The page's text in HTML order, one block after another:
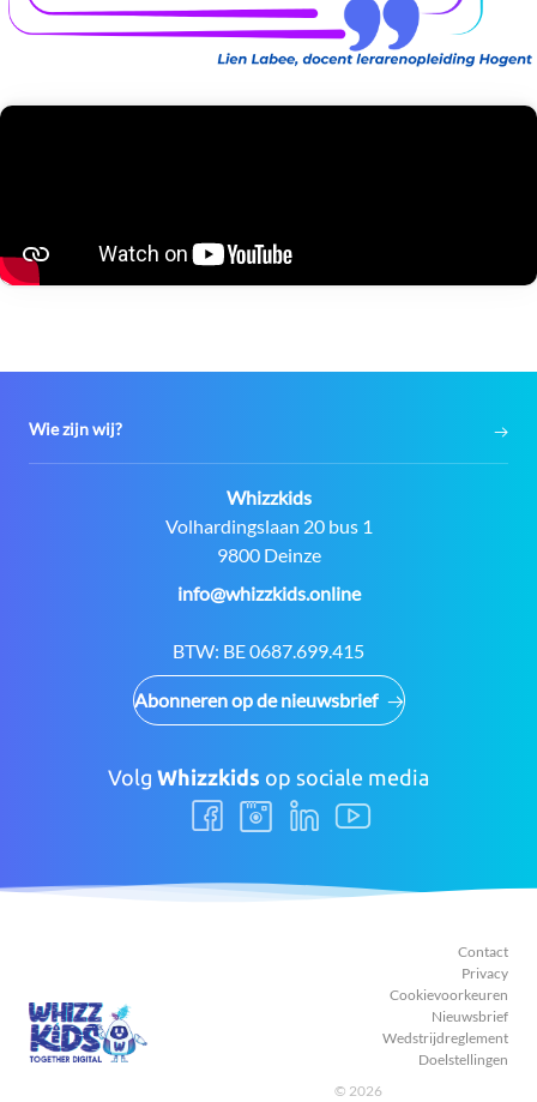
Wie zijn wij?
Contact:
Whizzkids
Adres:
Volhardingslaan 20 bus 1
9800 Deinze
E-
info@whizzkids.online
BTW: BE 0687.699.415
Abonneren op de nieuwsbrief
Volg Whizzkids op sociale media
Volg
ons
Volg
ons
Volg
ons
Volg
ons
Contact
Privacy
Cookievoorkeuren
Nieuwsbrief
Wedstrijdreglement
Doelstellingen
© 2026